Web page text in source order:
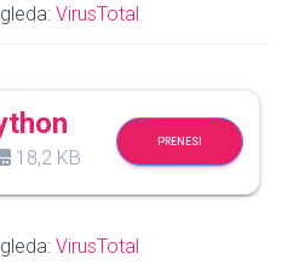
VirusTotal
18,2 KB
PRENESI
VirusTotal